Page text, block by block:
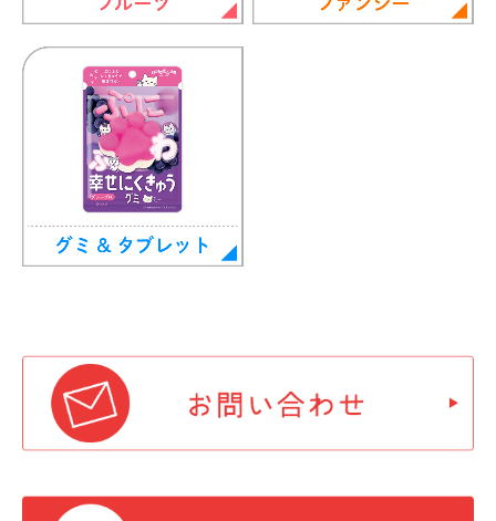
ジュースキャンデー ブランドサイト
幻の柑橘 直七シリーズ ブランドサイト
海のソーダCANDY ブランドサイト
キャンデーおもしろ情報
チュッピーママのクッキングレシピ
ハッピーと工場見学
チュッピーの掲示板
扇雀飴通信
昔からの知恵をのど飴にしました。モニター応募フォーム
昔からの知恵をのど飴にしました。モニター回答フォーム